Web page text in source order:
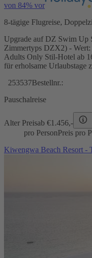
von 84% vor
8-tägige Flugreise,
Upgrade auf DZ Swim Up
Zimmertyps DZX2) -
Adults Only Stil-Hotel ab
für erholsame Urlaubstage
253537Bestellnr.:
Pauschalreise
Alter Preisab €1.456,-
pro PersonPreis pro
Kiwengwa Beach Resort -